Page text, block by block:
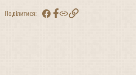
Поділитися: FacebookПосилання